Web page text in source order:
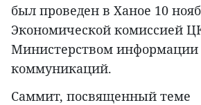
был проведен в Ханое 10
Экономической комиссией
Министерством
коммуникаций.
Саммит, посвященный теме